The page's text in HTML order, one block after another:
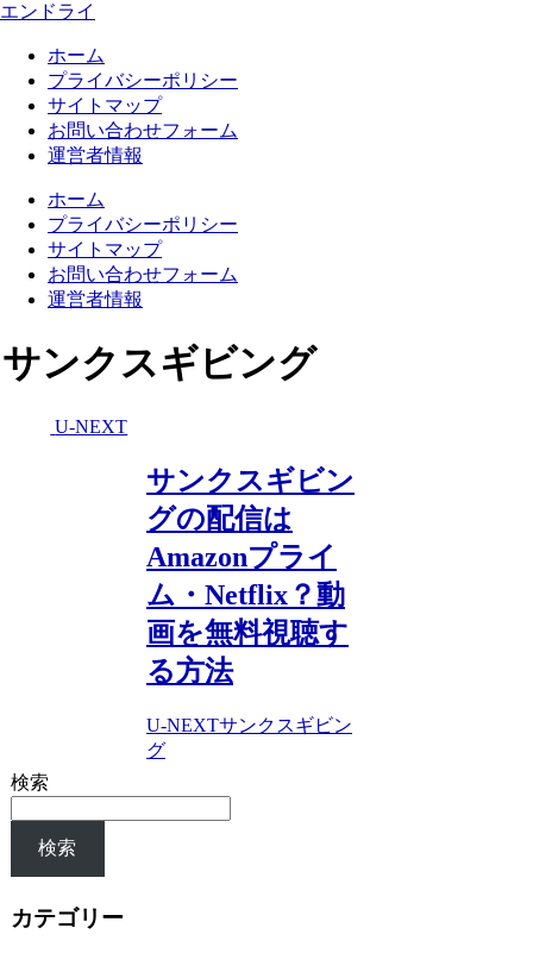
エンドライ
ホーム
プライバシーポリシー
サイトマップ
お問い合わせフォーム
運営者情報
ホーム
プライバシーポリシー
サイトマップ
お問い合わせフォーム
運営者情報
サンクスギビング
U-NEXT
サンクスギビン
グの配信は
Amazonプライ
ム・Netflix？動
画を無料視聴す
る方法
U-NEXTサンクスギビン
グ
検索
検索
カテゴリー